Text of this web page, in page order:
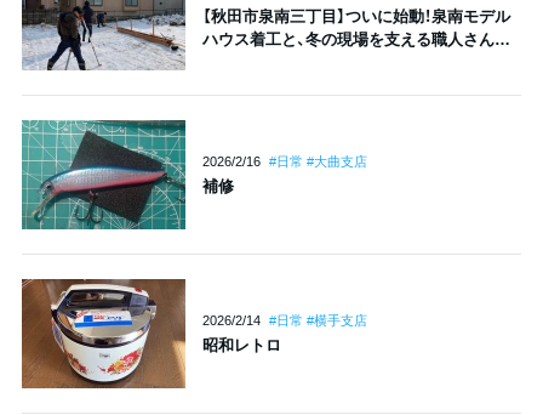
【秋田市泉南三丁目】ついに始動！泉南モデル
ハウス着工と、冬の現場を支える職人さんの
2026/2/16 #日常 #大曲支店
補修
2026/2/14 #日常 #横手支店
昭和レトロ